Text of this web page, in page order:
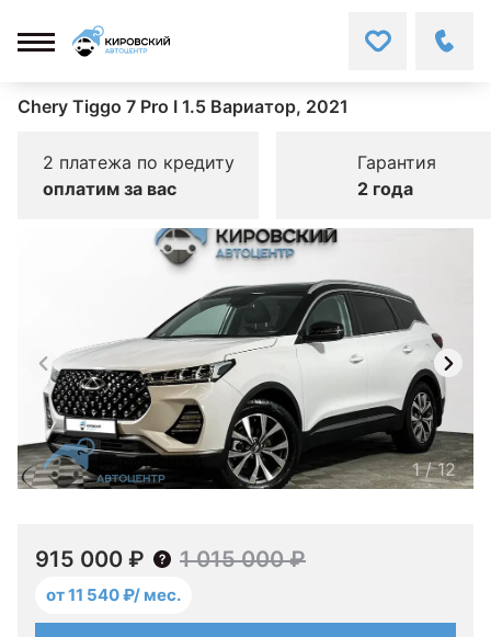
Chery Tiggo 7 Pro I 1.5 Вариатор, 2021
2 платежа по кредиту
оплатим за вас
Гарантия
2 года
1/12
915 000 ₽ 1 015 000 ₽
от 11 540 ₽/ мес.